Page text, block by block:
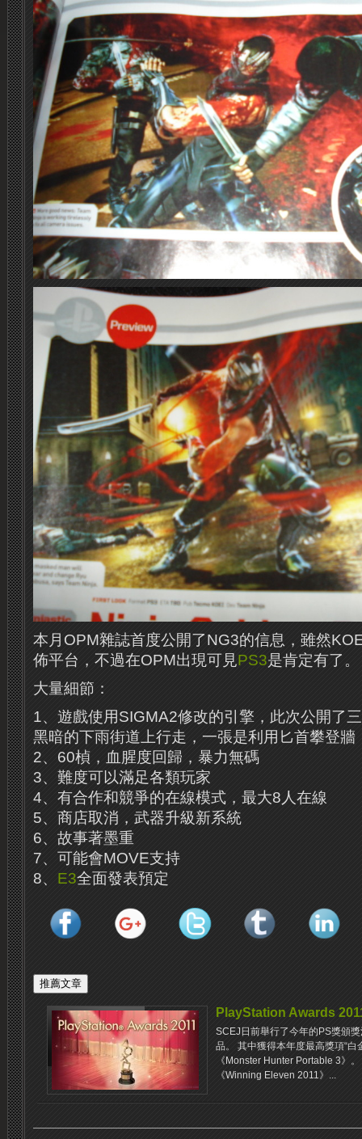
本月OPM雜誌首度公開了NG3的信息，雖然
佈平台，不過在OPM出現可見PS3是肯定有了。
大量細節：
1、遊戲使用SIGMA2修改的引擎，此次公開了
黑暗的下雨街道上行走，一張是利用匕首攀登牆
2、60楨，血腥度回歸，暴力無碼
3、難度可以滿足各類玩家
4、有合作和競爭的在線模式，最大8人在線
5、商店取消，武器升級新系統
6、故事著墨重
7、可能會MOVE支持
8、 E3全面發表預定
PlayStation Awards
SCEJ日前舉行了今年的PS獎頒
品。 其中獲得本年度最高獎項“白
《Monster Hunter Portable 3》
《Winning Eleven 2011》...